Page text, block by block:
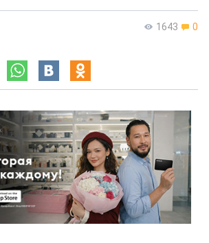
1643 0